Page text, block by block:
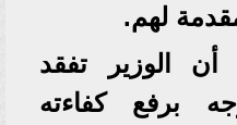
لهم.
أن الوزير تفقد
برفع كفاءته